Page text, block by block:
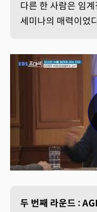
다른 한 사람은 임
세미나의 매력이었
두 번째 라운드 :